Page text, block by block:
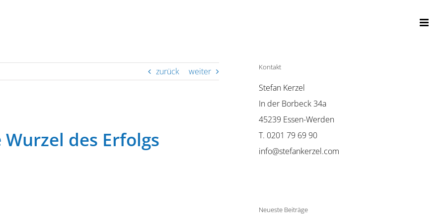
zurück weiter
des Erfolgs
Kontakt
Stefan Kerzel
In der Borbeck 34a
45239 Essen-Werden
T. 0201 79 69 90
info@stefankerzel.com
Neueste Beiträge